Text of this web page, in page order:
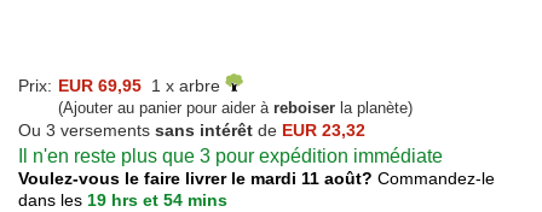
Prix: EUR 69,95 1 x arbre
(Ajouter au panier pour aider à reboiser la planète)
Ou 3 versements sans intérêt de EUR 23,32
Il n'en reste plus que 3 pour expédition immédiate
Voulez-vous le faire livrer le mardi 11 août? Commandez-le
dans les 19 hrs et 54 mins